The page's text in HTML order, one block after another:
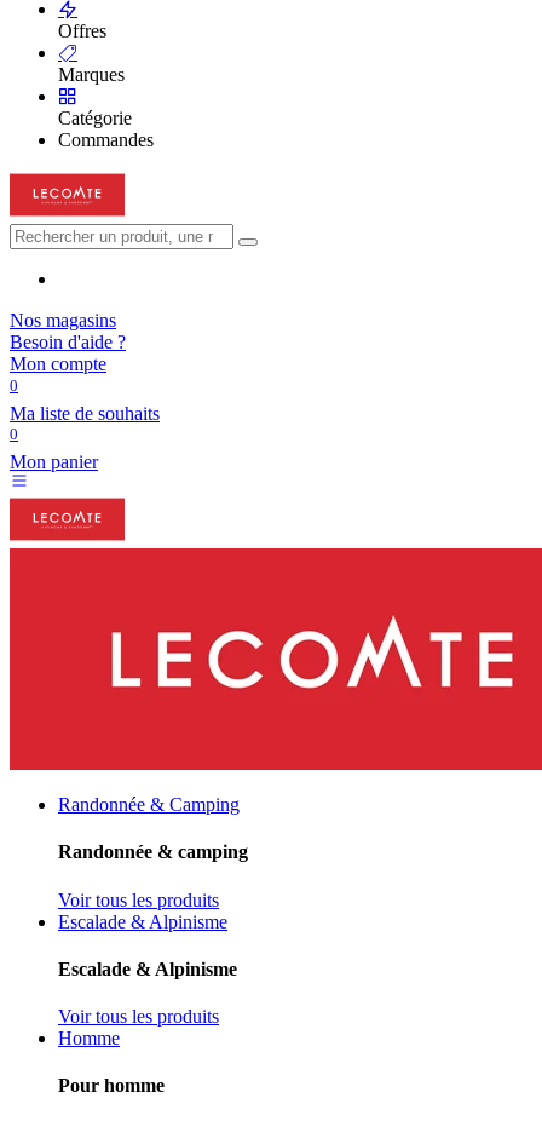
Offres
Marques
Catégorie
Commandes
Nos magasins
Besoin d'aide ?
Mon compte
0
Ma liste de souhaits
0
Mon panier
Randonnée & Camping
Randonnée & camping
Voir tous les produits
Escalade & Alpinisme
Escalade & Alpinisme
Voir tous les produits
Homme
Pour homme